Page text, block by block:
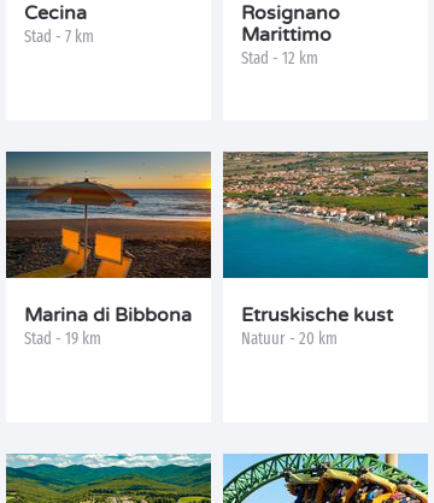
Cecina
Stad - 7 km
Rosignano
Marittimo
Stad - 12 km
Marina di Bibbona
Stad - 19 km
Etruskische kust
Natuur - 20 km